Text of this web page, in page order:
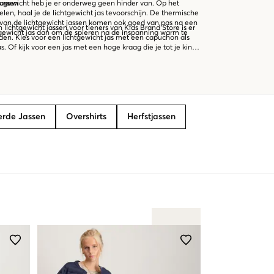
heb je er onderweg geen hinder van. Op het
haal je de lichtgewicht jas tevoorschijn. De thermische
de lichtgewicht jassen komen ook goed van pas na een
jas dan om de spieren na de inspanning warm te
jassen voor tieners van Kids Brand Store is er
Kies voor een lichtgewicht jas met een capuchon als
Of kijk voor een jas met een hoge kraag die je tot je kin
aan de buitenkant van de jas. De lichtgewicht jassen
Jassen Overshirts Herfstjassen